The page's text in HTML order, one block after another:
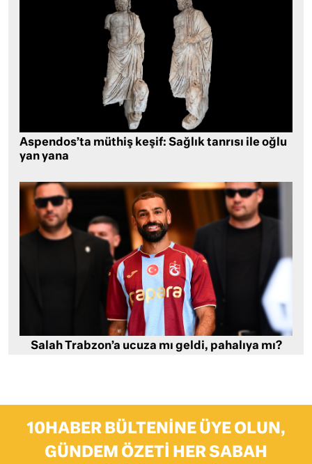
Aspendos’ta müthiş keşif: Sağlık tanrısı ile oğlu
yan yana
Salah Trabzon’a ucuza mı geldi, pahalıya mı?
10HABER BÜLTENINE ÜYE OLUN,
GÜNDEM ÖZETI HER SABAH